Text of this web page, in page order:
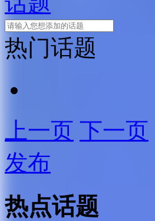
热门话题
上一页 下一页
发布
热点话题